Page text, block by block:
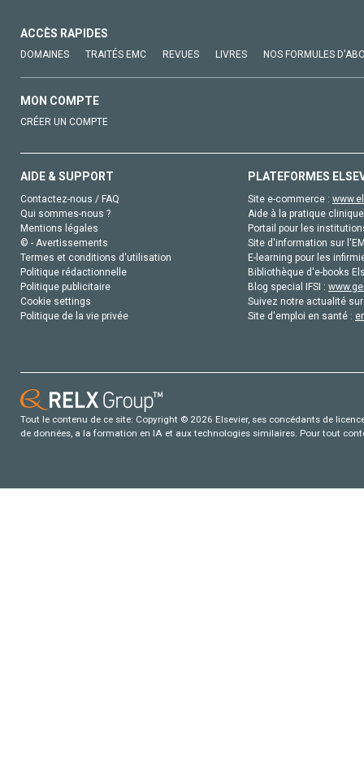
ACCÈS RAPIDES
DOMAINES TRAITÉS EMC REVUES LIVRES NOS FORMULES
MON COMPTE
CRÉER UN COMPTE
AIDE & SUPPORT
Contactez-nous / FAQ
Qui sommes-nous ?
Mentions légales
© - Avertissements
Termes et conditions d'utilisation
Politique rédactionnelle
Politique publicitaire
Cookie settings
Politique de la vie privée
PLATEFORMES
Site e-commerce :
Aide à la pratique
Portail pour les
Site d'information sur
E-learning pour les
Bibliothèque d'e-books
Blog special IFSI :
Suivez notre actualité
Site d'emploi en santé :
Tout le contenu de ce site: Copyright © 2026 Elsevier, ses concédants de
de données, a la formation en IA et aux technologies similaires. Pour tout